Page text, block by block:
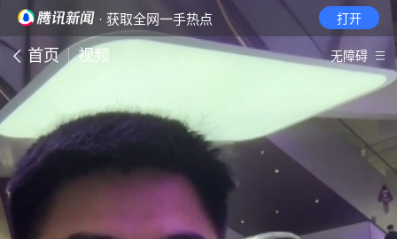
· 获取全网一手热点 打开
首页 视频 无障碍